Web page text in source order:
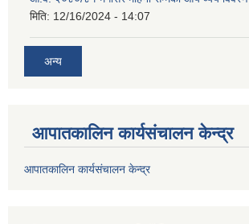
मिति: 12/16/2024 - 14:07
अन्य
आपातकालिन कार्यसंचालन केन्द्र
आपातकालिन कार्यसंचालन केन्द्र